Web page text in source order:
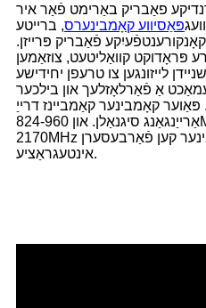
פאַבריק באַרימט פֿאַר איר
פּאַסיווע קאָמבינערס, ברייטע
פֿאַבריק פּרייזן.
פּראָדוקט קוואַליטעט, צוזאַמען
לייזונגען צו טרעפן יחידישע
אַ פֿאַרלאָזלעך און בילכער
קאָמבינער קאַמביינז דרייַ
אַרייַנגאַנג סיגנאַלן. און 824-960MHz/1710-1880MHz/1920-
2170MHz פּאַוער קאָמבינער קען פֿאַרבעסערן RF סיגנאַל
אינטעגראַציע.